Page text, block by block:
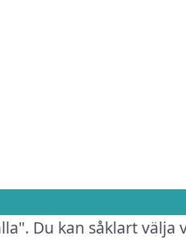
Du kan såklart